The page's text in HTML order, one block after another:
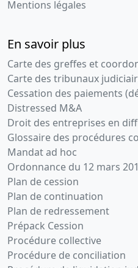
Mentions légales
En savoir plus
Carte des greffes et
Carte des tribunaux
Cessation des paiements
Distressed M&A
Droit des entreprises en
Glossaire des procédures
Mandat ad hoc
Ordonnance du 12 mars
Plan de cession
Plan de continuation
Plan de redressement
Prépack Cession
Procédure collective
Procédure de conciliation